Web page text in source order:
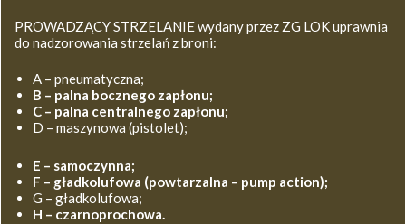
PROWADZĄCY STRZELANIE wydany przez ZG LOK uprawnia
do nadzorowania strzelań z broni:
A – pneumatyczna;
B – palna bocznego zapłonu;
C – palna centralnego zapłonu;
D – maszynowa (pistolet);
E – samoczynna;
F – gładkolufowa (powtarzalna – pump action);
G – gładkolufowa;
H – czarnoprochowa.